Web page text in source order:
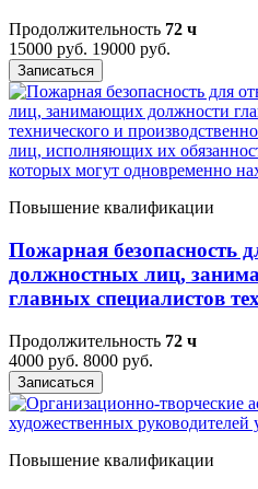
Продолжительность 72 ч
15000 руб. 19000 руб.
Записаться
Повышение квалификации
Пожарная безопасность
должностных лиц,
главных специалистов
исполняющих их
защиты, в которых могут
находиться 50 и боле
Продолжительность 72 ч
4000 руб. 8000 руб.
Записаться
Повышение квалификации